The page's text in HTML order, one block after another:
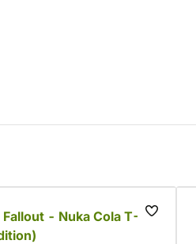
Fallout - Nuka Cola T-60